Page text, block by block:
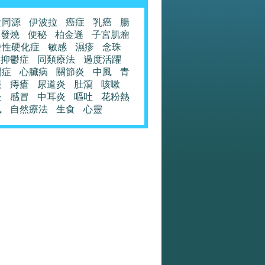
源 伊波拉 癌症 乳癌
腸
發燒
便秘 柏金遜
子宮肌瘤
硬化症
敏感 濕疹
念珠
抑鬱症
同類療法
過度活躍
心臟病 關節炎 中風
青
痔瘡 尿道炎 肚瀉
咳嗽
感冒 中耳炎 嘔吐
花粉熱
自然療法 生食 心靈